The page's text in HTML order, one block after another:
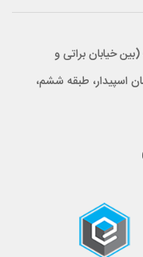
خیابان براتی و
پلاک ۳۵۰، ساختمان اسپیدار، طبقه ششم،